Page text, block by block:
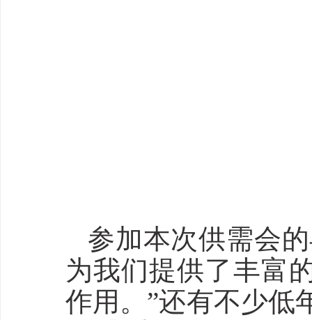
参加本次供需会
为我们提供了丰富
作用。”还有不少低